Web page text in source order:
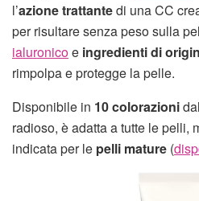
l’azione trattantedi una CC
per risultare senza peso sulla
ialuronicoe ingredienti di
rimpolpa e protegge la pelle.
Disponibile in 10 colorazioni
radioso, è adatta a tutte le pelli,
indicata per le pelli mature (